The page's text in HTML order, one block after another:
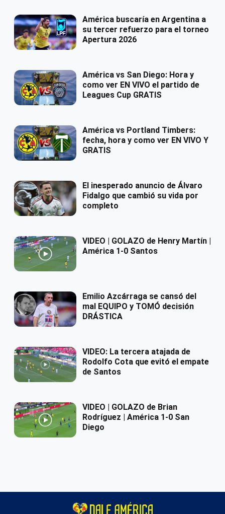
América buscaría en Argentina a
su tercer refuerzo para el torneo
Apertura 2026
América vs San Diego: Hora y
como ver EN VIVO el partido de
Leagues Cup GRATIS
América vs Portland Timbers:
fecha, hora y como ver EN VIVO Y
GRATIS
El inesperado anuncio de Álvaro
Fidalgo que cambió su vida por
completo
VIDEO | GOLAZO de Henry Martín |
América 1-0 Santos
Emilio Azcárraga se cansó del
mal EQUIPO y TOMÓ decisión
DRÁSTICA
VIDEO: La tercera atajada de
Rodolfo Cota que evitó el empate
de Santos
VIDEO | GOLAZO de Brian
Rodríguez | América 1-0 San
Diego